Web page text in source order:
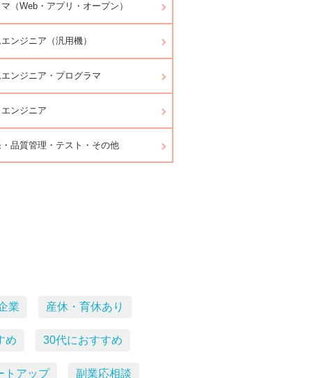
（Web・アプリ・オープン）
ンジニア（汎用機）
ンジニア・プログラマ
ンジニア
品質管理・テスト・その他
業 産休・育休あり
め 30代におすすめ
トアップ 副業応相談